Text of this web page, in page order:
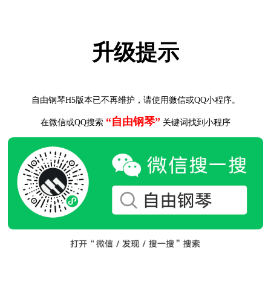
升级提示
自由钢琴H5版本已不再维护，请使用微信或QQ小程序。
在微信或QQ搜索 “自由钢琴” 关键词找到小程序